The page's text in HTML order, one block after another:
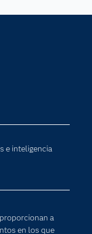
e inteligencia
a
en los que